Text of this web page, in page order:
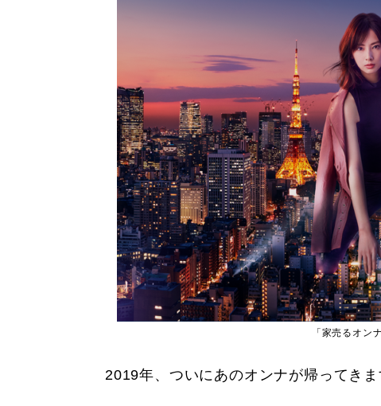
「家売るオン
2019年、ついにあのオンナが帰ってきま